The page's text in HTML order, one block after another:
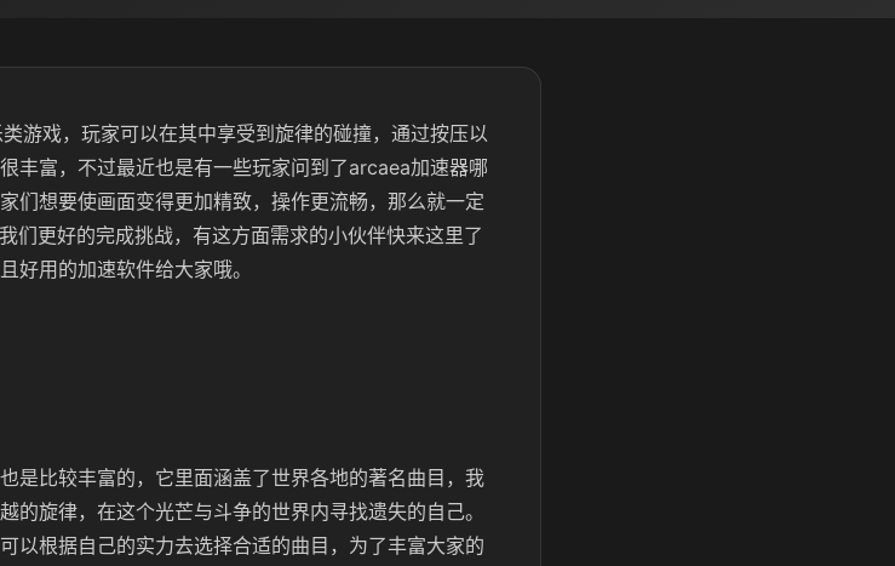
游戏，玩家可以在其中享受到旋律的碰撞，通过按压以
丰富，不过最近也是有一些玩家问到了arcaea加速器哪
们想要使画面变得更加精致，操作更流畅，那么就一定
们更好的完成挑战，有这方面需求的小伙伴快来这里了
好用的加速软件给大家哦。
是比较丰富的，它里面涵盖了世界各地的著名曲目，我
的旋律，在这个光芒与斗争的世界内寻找遗失的自己。
以根据自己的实力去选择合适的曲目，为了丰富大家的